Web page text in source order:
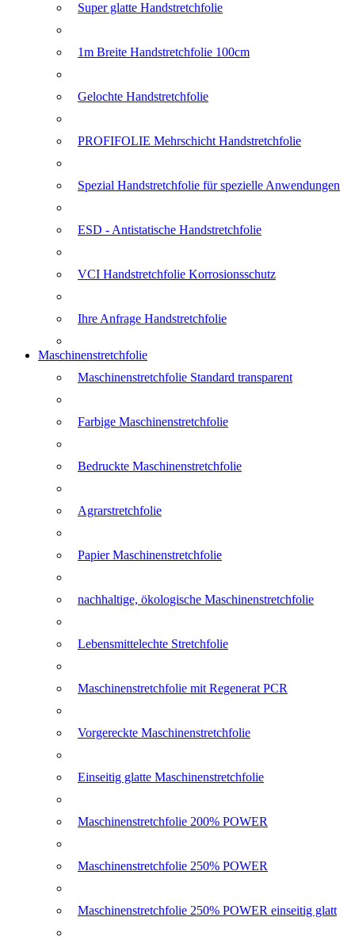
Super glatte Handstretchfolie
1m Breite Handstretchfolie 100cm
Gelochte Handstretchfolie
PROFIFOLIE Mehrschicht Handstretchfolie
Spezial Handstretchfolie für spezielle Anwendungen
ESD - Antistatische Handstretchfolie
VCI Handstretchfolie Korrosionsschutz
Ihre Anfrage Handstretchfolie
Maschinenstretchfolie
Maschinenstretchfolie Standard transparent
Farbige Maschinenstretchfolie
Bedruckte Maschinenstretchfolie
Agrarstretchfolie
Papier Maschinenstretchfolie
nachhaltige, ökologische Maschinenstretchfolie
Lebensmittelechte Stretchfolie
Maschinenstretchfolie mit Regenerat PCR
Vorgereckte Maschinenstretchfolie
Einseitig glatte Maschinenstretchfolie
Maschinenstretchfolie 200% POWER
Maschinenstretchfolie 250% POWER
Maschinenstretchfolie 250% POWER einseitig glatt